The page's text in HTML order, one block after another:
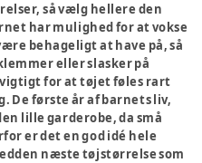
så vælg hellere den
har mulighed for at vokse
behageligt at have på, så
eller slasker på
for at tøjet føles rart
De første år af barnets liv,
lille garderobe, da små
er det en god idé hele
næste tøjstørrelse som